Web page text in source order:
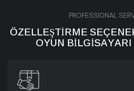
PROFESSIONAL
ÖZELLEŞTIRME
OYUN